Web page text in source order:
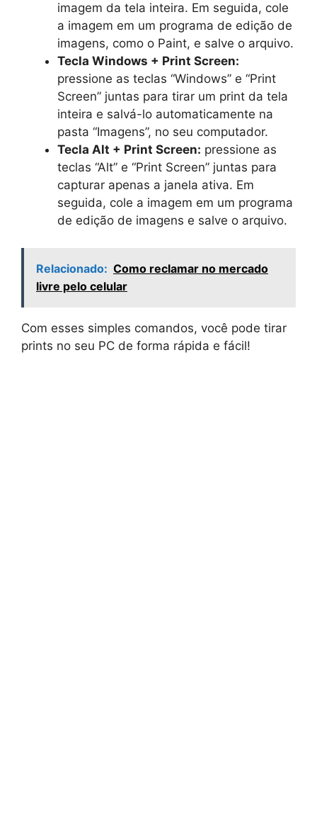
imagem da tela inteira. Em seguida, cole
a imagem em um programa de edição de
imagens, como o Paint, e salve o arquivo.
Tecla Windows + Print Screen:
pressione as teclas “Windows” e “Print
Screen” juntas para tirar um print da tela
inteira e salvá-lo automaticamente na
pasta “Imagens”, no seu computador.
Tecla Alt + Print Screen: pressione as
teclas “Alt” e “Print Screen” juntas para
capturar apenas a janela ativa. Em
seguida, cole a imagem em um programa
de edição de imagens e salve o arquivo.
Relacionado: Como reclamar no mercado
livre pelo celular
Com esses simples comandos, você pode tirar
prints no seu PC de forma rápida e fácil!